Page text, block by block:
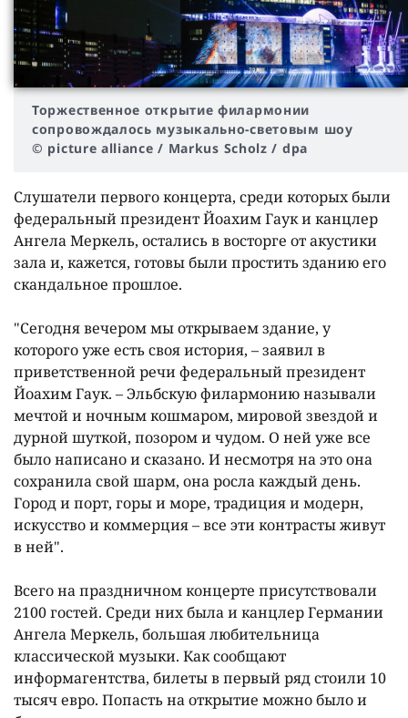
Торжественное открытие филармонии
сопровождалось музыкально-световым шоу
© picture alliance / Markus Scholz / dpa
Слушатели первого концерта, среди которых были
федеральный президент Йоахим Гаук и канцлер
Ангела Меркель, остались в восторге от акустики
зала и, кажется, готовы были простить зданию его
скандальное прошлое.
"Сегодня вечером мы открываем здание, у
которого уже есть своя история, – заявил в
приветственной речи федеральный президент
Йоахим Гаук. – Эльбскую филармонию называли
мечтой и ночным кошмаром, мировой звездой и
дурной шуткой, позором и чудом. О ней уже все
было написано и сказано. И несмотря на это она
сохранила свой шарм, она росла каждый день.
Город и порт, горы и море, традиция и модерн,
искусство и коммерция – все эти контрасты живут
в ней".
Всего на праздничном концерте присутствовали
2100 гостей. Среди них была и канцлер Германии
Ангела Меркель, большая любительница
классической музыки. Как сообщают
информагентства, билеты в первый ряд стоили 10
тысяч евро. Попасть на открытие можно было и